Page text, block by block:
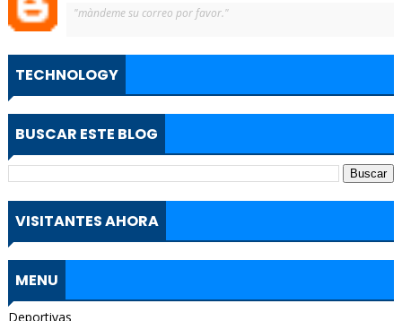
"màndeme su correo por favor."
TECHNOLOGY
BUSCAR ESTE BLOG
VISITANTES AHORA
MENU
Deportivas